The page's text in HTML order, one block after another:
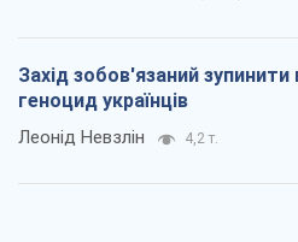
Захід зобов'язаний зупинити
геноцид українців
Леонід Невзлін 4,2 т.